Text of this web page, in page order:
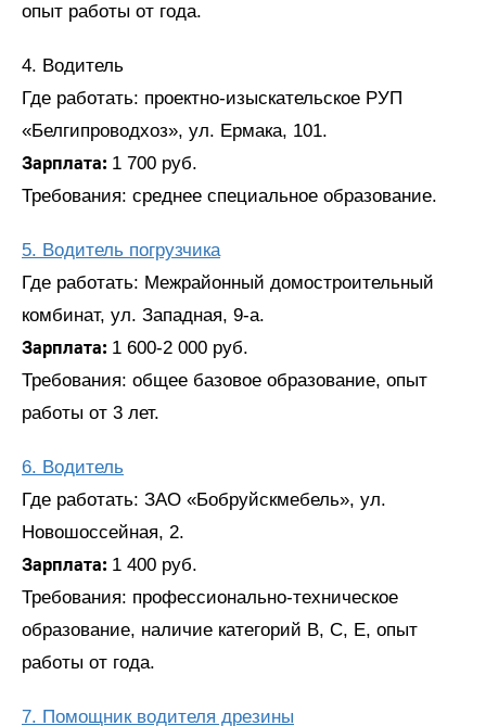
опыт работы от года.
4. Водитель
Где работать: проектно-изыскательское РУП
«Белгипроводхоз», ул. Ермака, 101.
Зарплата: 1 700 руб.
Требования: среднее специальное образование.
5. Водитель погрузчика
Где работать: Межрайонный домостроительный
комбинат, ул. Западная, 9-а.
Зарплата: 1 600-2 000 руб.
Требования: общее базовое образование, опыт
работы от 3 лет.
6. Водитель
Где работать: ЗАО «Бобруйскмебель», ул.
Новошоссейная, 2.
Зарплата: 1 400 руб.
Требования: профессионально-техническое
образование, наличие категорий В, С, Е, опыт
работы от года.
7. Помощник водителя дрезины